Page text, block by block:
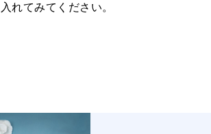
れてみてください。